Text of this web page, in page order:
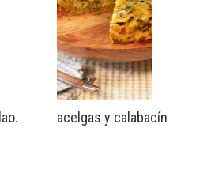
acelgas y calabacín